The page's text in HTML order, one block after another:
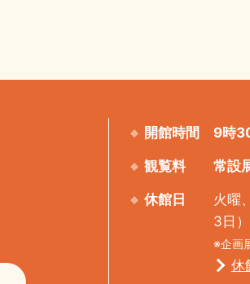
開館時間 9時
観覧料 常設
休館日
火曜
3日）
※企画
休